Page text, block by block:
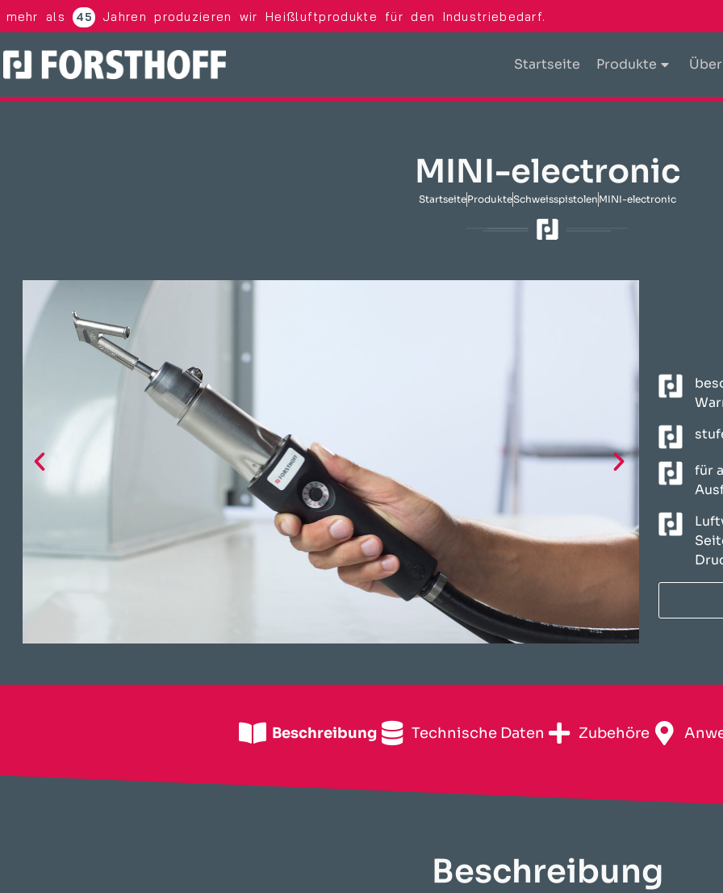
mehr als 45 Jahren produzieren wir Heißluftprodukte für den Industriebedarf.
Startseite Produkte
MINI-electronic
StartseiteProdukteSchweisspistolen MINI-electronic
für
Beschreibung Technische Daten Zubehöre
Beschreibung